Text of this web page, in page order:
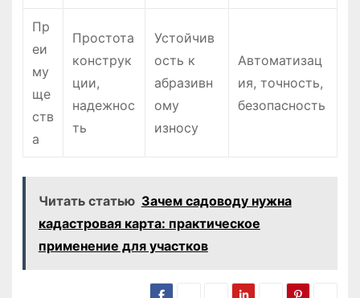
Пр
еи
му
ще
ств
а
Простота
конструк
ции,
надежнос
ть
Устойчив
ость к
абразивн
ому
износу
Автоматизац
ия, точность,
безопасность
Читать статью Зачем садоводу нужна
кадастровая карта: практическое
применение для участков